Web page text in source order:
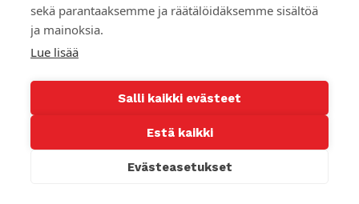
sekä parantaaksemme ja räätälöidäksemme sisältöä
ja mainoksia.
Lue lisää
Salli kaikki evästeet
Estä kaikki
Evästeasetukset
Thaimaalainen Som sai vauvan 14-vuotiaana –
Miten selvitä, kun tulee lapsena äidiksi?